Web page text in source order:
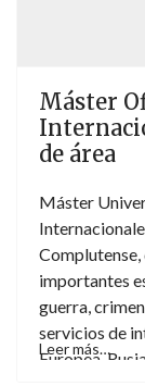
Máster
de área
Máster
Complutense,
importantes
guerra,
servicios de
Europea,
Leer más…